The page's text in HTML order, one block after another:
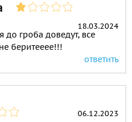
18.03.2024
гроба доведут, все
беритееее!!!
ответить
06.12.2023